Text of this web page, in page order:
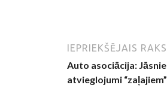
IEPRIEKŠĒJAIS
Auto asociācija:
atvieglojumi